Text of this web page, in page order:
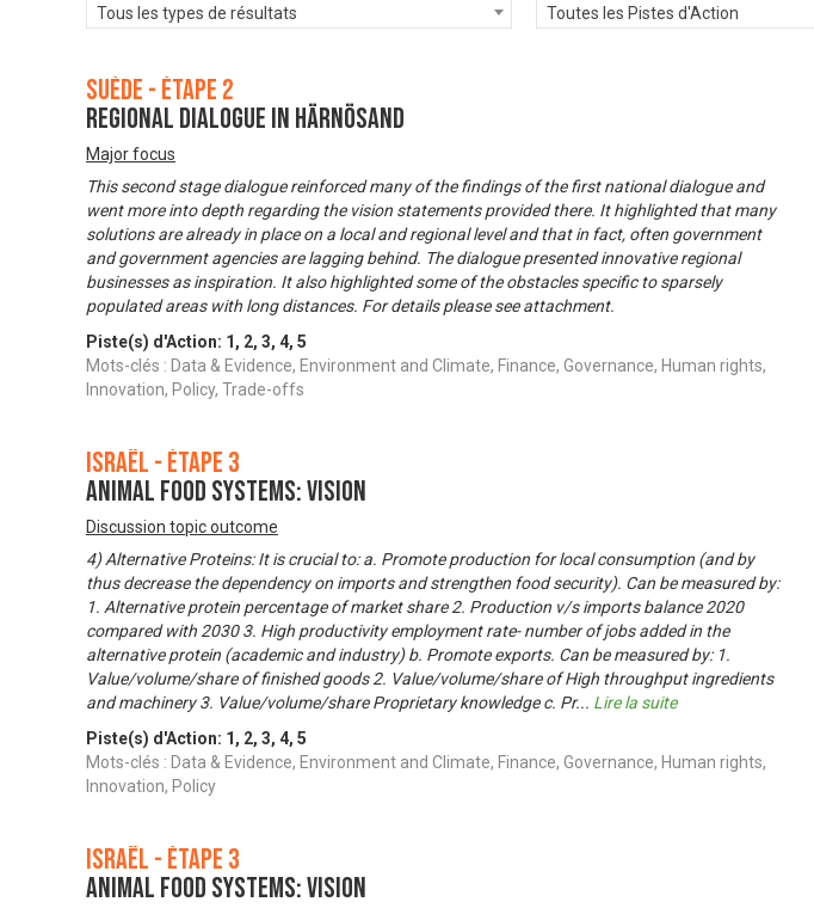
Tous les types de résultats Toutes les Pistes d'Action
Suède - Étape 2
Regional dialogue in Härnösand
Major focus
This second stage dialogue reinforced many of the findings of the first national dialogue and
went more into depth regarding the vision statements provided there. It highlighted that many
solutions are already in place on a local and regional level and that in fact, often government
and government agencies are lagging behind. The dialogue presented innovative regional
businesses as inspiration. It also highlighted some of the obstacles specific to sparsely
populated areas with long distances. For details please see attachment.
Piste(s) d'Action: 1 , 2, 3, 4, 5
Mots-clés : Data & Evidence, Environment and Climate, Finance, Governance, Human rights,
Innovation, Policy, Trade-offs
Israël - Étape 3
Animal food systems: Vision
Discussion topic outcome
4) Alternative Proteins: It is crucial to: a. Promote production for local consumption (and by
thus decrease the dependency on imports and strengthen food security). Can be measured by:
1. Alternative protein percentage of market share 2. Production v/s imports balance 2020
compared with 2030 3. High productivity employment rate- number of jobs added in the
alternative protein (academic and industry) b. Promote exports. Can be measured by: 1.
Value/volume/share of finished goods 2. Value/volume/share of High throughput ingredients
and machinery 3. Value/volume/share Proprietary knowledge c. Pr... Lire la suite
Piste(s) d'Action: 1 , 2, 3, 4, 5
Mots-clés : Data & Evidence, Environment and Climate, Finance, Governance, Human rights,
Innovation, Policy
Israël - Étape 3
Animal food systems: Vision